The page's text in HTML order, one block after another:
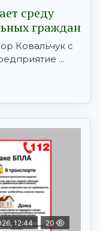
среду
граждан
Ковальчук с
...
12:44 20